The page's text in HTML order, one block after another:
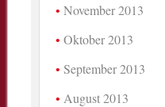
November 2013
Oktober 2013
September 2013
August 2013